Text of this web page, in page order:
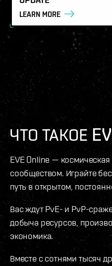
LEARN MORE
ЧТО ТАКОЕ
EVE Online — космическая
сообществом. Играйте
путь в открытом,
Вас ждут PvE- и PvP-
добыча ресурсов,
экономика.
Вместе с сотнями тысяч